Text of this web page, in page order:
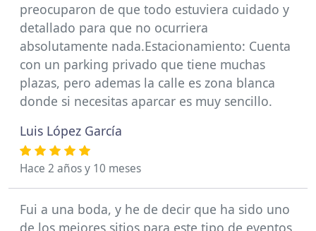
preocuparon de que todo estuviera cuidado y
detallado para que no ocurriera
absolutamente nada.Estacionamiento: Cuenta
con un parking privado que tiene muchas
plazas, pero ademas la calle es zona blanca
donde si necesitas aparcar es muy sencillo.
Luis López García
Hace 2 años y 10 meses
Fui a una boda, y he de decir que ha sido uno
de los mejores sitios para este tipo de eventos